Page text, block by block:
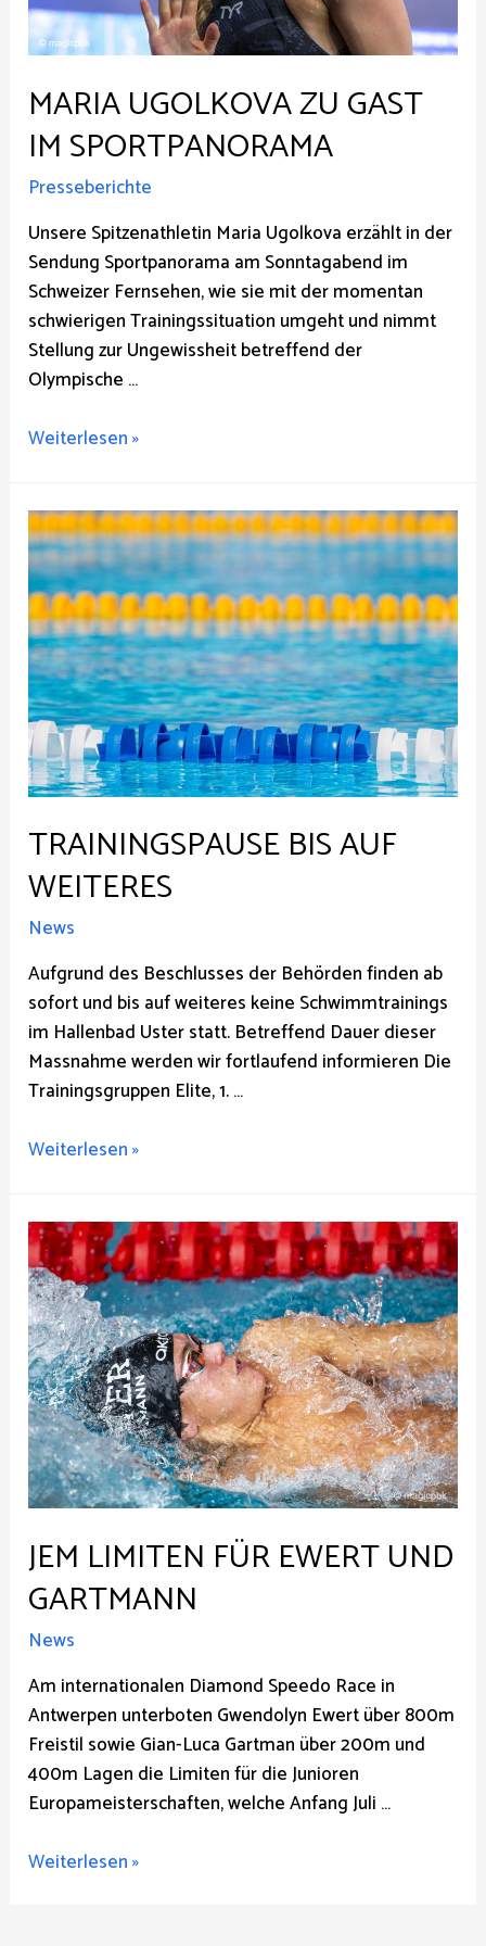
MARIA UGOLKOVA ZU GAST
IM SPORTPANORAMA
Presseberichte
Unsere Spitzenathletin Maria Ugolkova erzählt in der
Sendung Sportpanorama am Sonntagabend im
Schweizer Fernsehen, wie sie mit der momentan
schwierigen Trainingssituation umgeht und nimmt
Stellung zur Ungewissheit betreffend der
Olympische …
maria
gast
im
sportpanorama
Weiterlesen »
TRAININGSPAUSE BIS AUF
WEITERES
News
Aufgrund des Beschlusses der Behörden finden ab
sofort und bis auf weiteres keine Schwimmtrainings
im Hallenbad Uster statt. Betreffend Dauer dieser
Massnahme werden wir fortlaufend informieren Die
Trainingsgruppen Elite, 1. …
trainingspause
weiteres
Weiterlesen »
JEM LIMITEN FÜR EWERT UND
GARTMANN
News
Am internationalen Diamond Speedo Race in
Antwerpen unterboten Gwendolyn Ewert über 800m
Freistil sowie Gian-Luca Gartman über 200m und
400m Lagen die Limiten für die Junioren
Europameisterschaften, welche Anfang Juli …
JEM
Weiterlesen »